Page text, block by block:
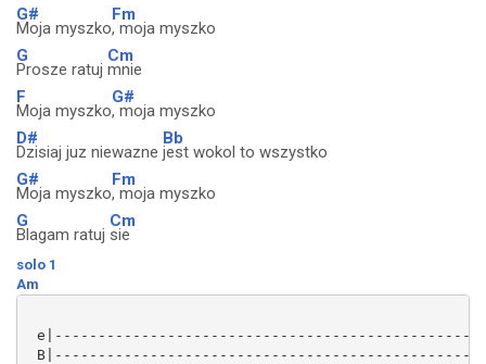
G#
Moja myszko
Fm
, moja myszko
G
Prosze ratuj
Cm
mnie
F
Moja myszko
G#
, moja myszko
D#
Dzisiaj juz niewazne
Bb
jest wokol to wszystko
G#
Moja myszko
Fm
, moja myszko
G
Blagam ratuj
Cm
sie
solo 1
Am